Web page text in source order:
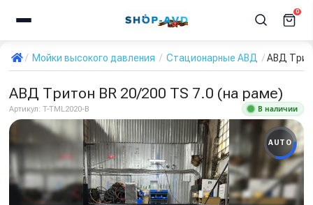
0
Мойки высокого давления Стационарные АВД АВД
АВД Тритон BR 20/200 TS 7.0 (на раме)
Артикул: T-TML2020-B В наличии
AUTO